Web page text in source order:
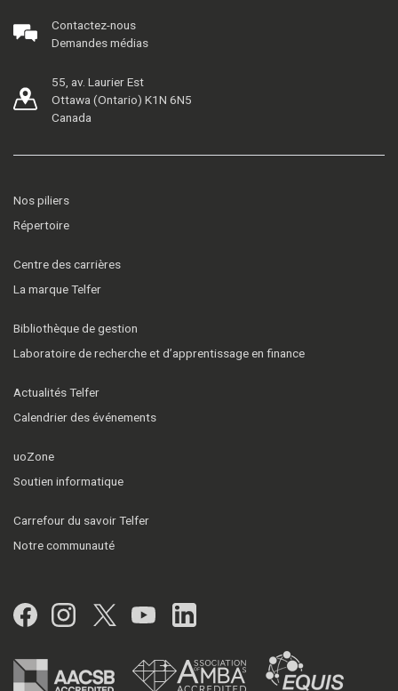
Contactez-nous
Demandes médias
55, av. Laurier Est
Ottawa (Ontario) K1N 6N5
Canada
Nos piliers
Répertoire
Centre des carrières
La marque Telfer
Bibliothèque de gestion
Laboratoire de recherche et d’apprentissage en finance
Actualités Telfer
Calendrier des événements
uoZone
Soutien informatique
Carrefour du savoir Telfer
Notre communauté
Facebook
Instagram
Twitter
YouTubeLinkedIn